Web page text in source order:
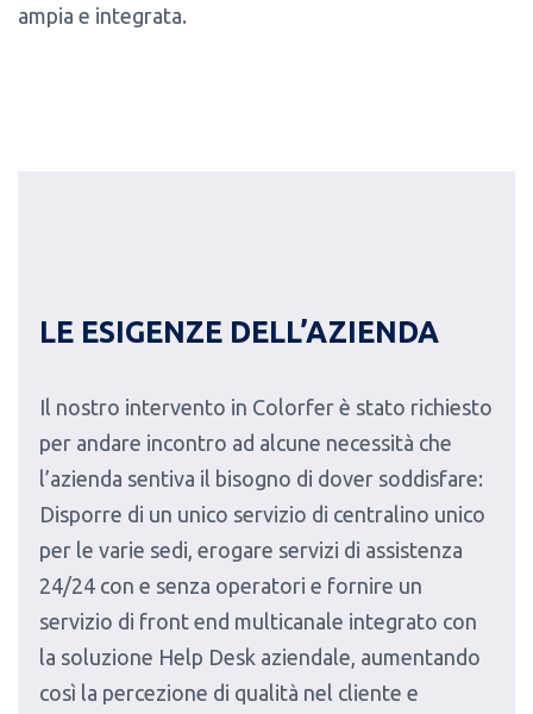
ampia e integrata.
LE ESIGENZE DELL’AZIENDA
Il nostro intervento in Colorfer è stato richiesto
per andare incontro ad alcune necessità che
l’azienda sentiva il bisogno di dover soddisfare:
Disporre di un unico servizio di centralino unico
per le varie sedi, erogare servizi di assistenza
24/24 con e senza operatori e fornire un
servizio di front end multicanale integrato con
la soluzione Help Desk aziendale, aumentando
così la percezione di qualità nel cliente e